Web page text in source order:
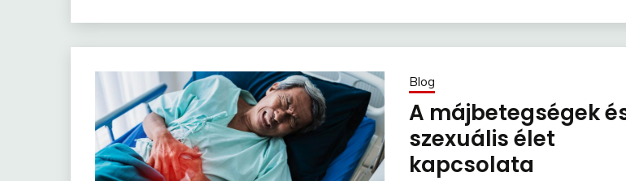
Blog
A májbetegségek
szexuális élet
kapcsolata